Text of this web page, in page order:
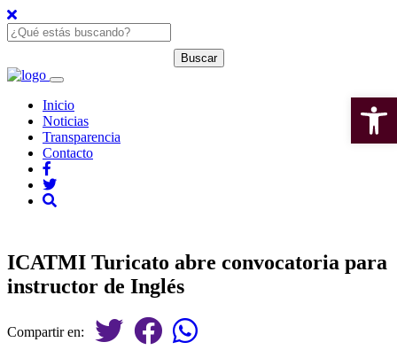
Inicio
Noticias
Transparencia
Contacto
ICATMI Turicato abre convocatoria para
instructor de Inglés
Compartir en: